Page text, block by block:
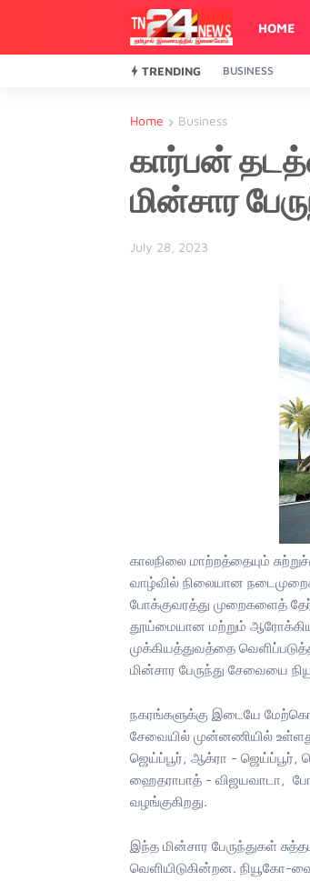
HOME
TRENDING BUSINESS
Home Business
கார்பன்
மின்சார
July 28, 2023
காலநிலை மாற்றத்தையும்
வாழ்வில் நிலையான
போக்குவரத்து முறைகளைத்
தூய்மையான மற்றும்
முக்கியத்துவத்தை
மின்சார பேருந்து சேவையை
நகரங்களுக்கு இடையே
சேவையில் முன்னணியில்
ஜெய்ப்பூர், ஆக்ரா - ஜெய்ப்பூர்,
ஹைதராபாத் - விஜயவாடா,
வழங்குகிறது.
இந்த மின்சார பேருந்துகள்
வெளியிடுகின்றன.